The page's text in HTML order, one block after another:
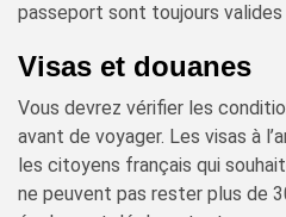
passeport sont toujours
Visas et douanes
Vous devrez vérifier les
avant de voyager. Les visas à
les citoyens français qui
ne peuvent pas rester plus de